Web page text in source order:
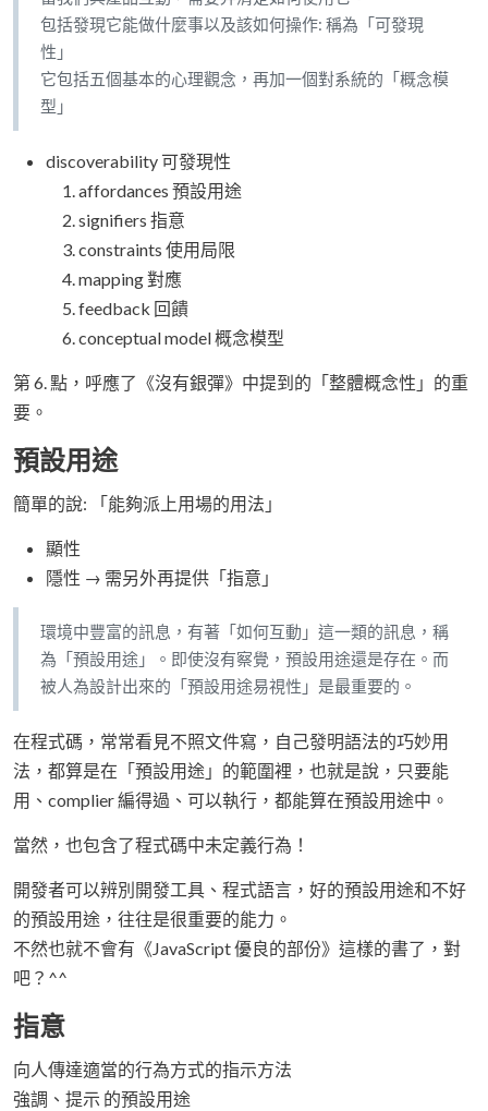
包括發現它能做什麼事以及該如何操作: 稱為「可發現
性」
它包括五個基本的心理觀念，再加一個對系統的「概念模
型」
discoverability 可發現性
affordances 預設用途
signifiers 指意
constraints 使用局限
mapping 對應
feedback 回饋
conceptual model 概念模型
第 6. 點，呼應了《沒有銀彈》中提到的「整體概念性」的重
要。
預設用途
簡單的說: 「能夠派上用場的用法」
顯性
隱性 → 需另外再提供「指意」
環境中豐富的訊息，有著「如何互動」這一類的訊息，稱
為「預設用途」。即使沒有察覺，預設用途還是存在。而
被人為設計出來的「預設用途易視性」是最重要的。
在程式碼，常常看見不照文件寫，自己發明語法的巧妙用
法，都算是在「預設用途」的範圍裡，也就是說，只要能
用、complier 編得過、可以執行，都能算在預設用途中。
當然，也包含了程式碼中未定義行為！
開發者可以辨別開發工具、程式語言，好的預設用途和不好
的預設用途，往往是很重要的能力。
不然也就不會有《JavaScript 優良的部份》這樣的書了，對
吧？^^
指意
向人傳達適當的行為方式的指示方法
強調、提示 的預設用途